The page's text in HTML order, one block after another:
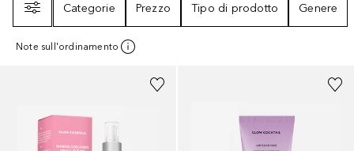
Categorie
Prezzo Tipo di prodotto Genere
Note sull'ordinamento